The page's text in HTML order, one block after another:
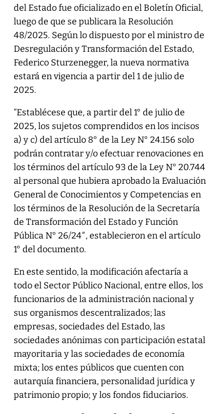
del Estado fue oficializado en el Boletín Oficial,
luego de que se publicara la Resolución
48/2025. Según lo dispuesto por el ministro de
Desregulación y Transformación del Estado,
Federico Sturzenegger, la nueva normativa
estará en vigencia a partir del 1 de julio de
2025.
“Establécese que, a partir del 1° de julio de
2025, los sujetos comprendidos en los incisos
a) y c) del artículo 8° de la Ley N° 24.156 solo
podrán contratar y/o efectuar renovaciones en
los términos del artículo 93 de la Ley N° 20.744
al personal que hubiera aprobado la Evaluación
General de Conocimientos y Competencias en
los términos de la Resolución de la Secretaría
de Transformación del Estado y Función
Pública N° 26/24″, establecieron en el artículo
1° del documento.
En este sentido, la modificación afectaría a
todo el Sector Público Nacional, entre ellos, los
funcionarios de la administración nacional y
sus organismos descentralizados; las
empresas, sociedades del Estado, las
sociedades anónimas con participación estatal
mayoritaria y las sociedades de economía
mixta; los entes públicos que cuenten con
autarquía financiera, personalidad jurídica y
patrimonio propio; y los fondos fiduciarios.